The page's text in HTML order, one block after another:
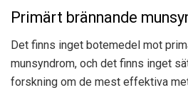
Primärt brännande
Det finns inget botemedel mot
munsyndrom, och det finns inget
forskning om de mest effektiva